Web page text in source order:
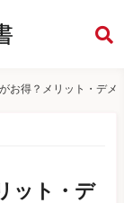
お得？メリット・デメ
ット・デ